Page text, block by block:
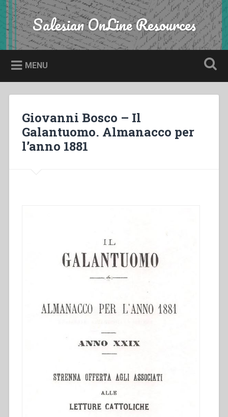
Skip
to
content
Search Salesian OnLine Resources
MENU
Giovanni Bosco – Il
Galantuomo. Almanacco per
l’anno 1881